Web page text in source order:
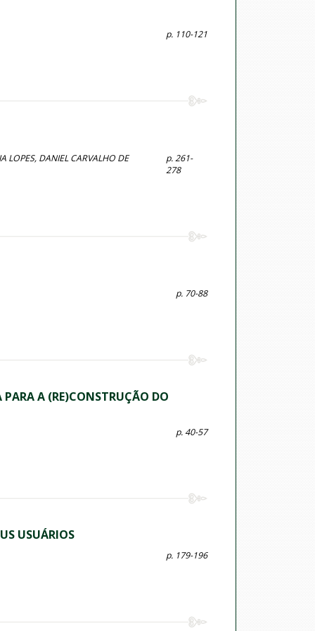
p. 110-121
LOPES, DANIEL CARVALHO DE
p. 261-
278
p. 70-88
A (RE)CONSTRUÇÃO DO
p. 40-57
USUÁRIOS
p. 179-196